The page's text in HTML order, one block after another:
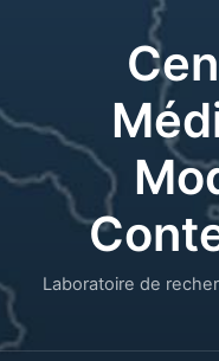
Laboratoire de